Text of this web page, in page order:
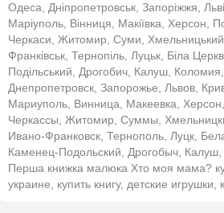
Одеса, Дніпропетровськ, Запоріжжя,
Маріуполь, Вінниця, Макіївка, Херсон,
Черкаси, Житомир, Суми, Хмельницький,
Франківськ, Тернопіль, Луцьк, Біла
Подільський, Дрогобич, Калуш,
Днепропетровск, Запорожье, Львов,
Мариуполь, Винница, Макеевка,
Черкассы, Житомир, Суммы,
Ивано-Франковск, Тернополь, Луцк,
Каменец-Подольский, Дрогобыч,
Перша книжка малюка Хто моя мама?
украине, купить книгу, детские игрушки,